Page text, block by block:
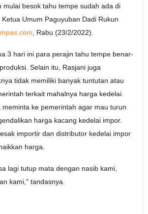
mulai besok tahu tempe sudah ada di
Umum Paguyuban Dadi Rukun
, Rabu (23/2/2022).
3 hari ini para perajin tahu tempe benar-
Selain itu, Rasjani juga
tidak memiliki banyak tuntutan atau
terkait mahalnya harga kedelai.
meminta ke pemerintah agar mau turun
harga kacang kedelai impor.
importir dan distributor kedelai impor
harga.
lagi tutup mata dengan nasib kami,
kami," tandasnya.